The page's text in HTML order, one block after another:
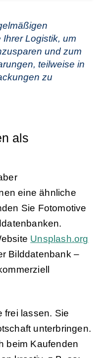
Logistik, um
und zum
teilweise in
zu
als
eine ähnliche
Sie Fotomotive
Unsplash.org
Bilddatenbank –
frei lassen. Sie
unterbringen.
beim Kaufenden